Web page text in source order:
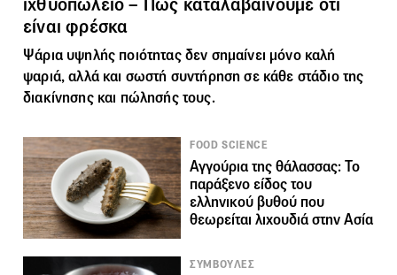
είναι φρέσκα
Ψάρια υψηλής ποιότητας δεν σημαίνει μόνο καλή
ψαριά, αλλά και σωστή συντήρηση σε κάθε στάδιο της
διακίνησης και πώλησής τους.
FOOD SCIENCE
Αγγούρια της θάλασσας: Το
παράξενο είδος του
ελληνικού βυθού που
θεωρείται λιχουδιά στην Ασία
ΣΥΜΒΟΥΛΕΣ